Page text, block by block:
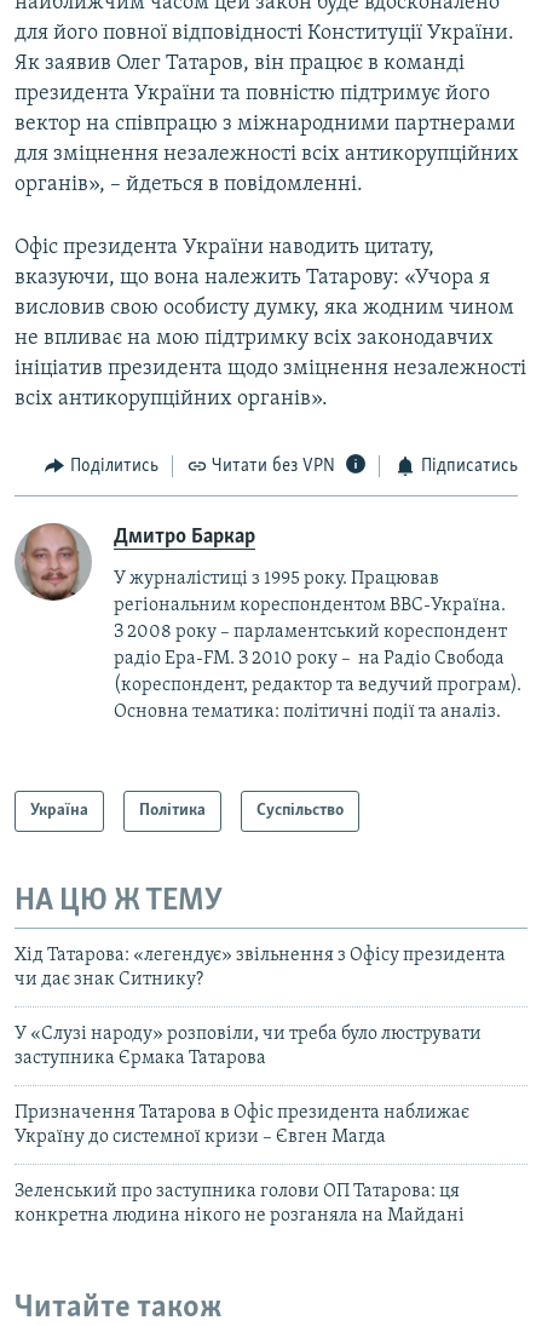
для його повної відповідності Конституції України.
Як заявив Олег Татаров, він працює в команді
президента України та повністю підтримує його
вектор на співпрацю з міжнародними партнерами
для зміцнення незалежності всіх антикорупційних
органів», – йдеться в повідомленні.
Офіс президента України наводить цитату,
вказуючи, що вона належить Татарову: «Учора я
висловив свою особисту думку, яка жодним чином
не впливає на мою підтримку всіх законодавчих
ініціатив президента щодо зміцнення незалежності
всіх антикорупційних органів».
Поділитись Читати без VPN Підписатись
Дмитро Баркар
У журналістиці з 1995 року. Працював
регіональним кореспондентом BBC-Україна.
З 2008 року – парламентський кореспондент
радіо Ера-FM. З 2010 року – на Радіо Свобода
(кореспондент, редактор та ведучий програм).
Основна тематика: політичні події та аналіз.
Україна Політика Суспільство
НА ЦЮ Ж ТЕМУ
Хід Татарова: «легендує» звільнення з Офісу президента
чи дає знак Ситнику?
У «Слузі народу» розповіли, чи треба було люструвати
заступника Єрмака Татарова
Призначення Татарова в Офіс президента наближає
Україну до системної кризи – Євген Магда
Зеленський про заступника голови ОП Татарова: ця
конкретна людина нікого не розганяла на Майдані
Читайте також